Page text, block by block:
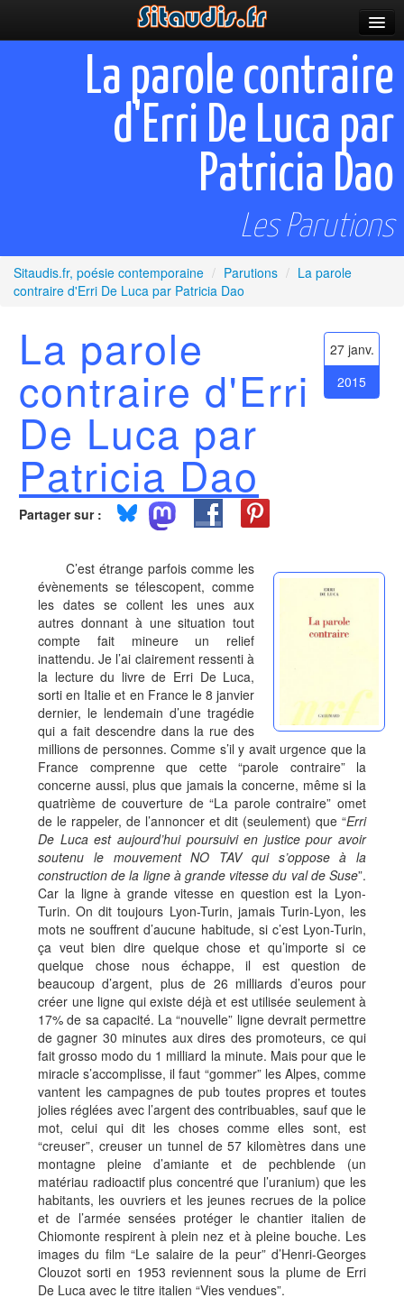
Poèmes et fictions
Prescriptions
La parole contraire
d'Erri De Luca par
Patricia Dao
Les Parutions
Sitaudis.fr, poésie contemporaine / Parutions / La parole
contraire d'Erri De Luca par Patricia Dao
27 janv.
2015
La parole
contraire d'Erri
De Luca par
Patricia Dao
Partager sur :
C’est étrange parfois comme les
évènements se télescopent, comme
les dates se collent les unes aux
autres donnant à une situation tout
compte fait mineure un relief
inattendu. Je l’ai clairement ressenti à
la lecture du livre de Erri De Luca,
sorti en Italie et en France le 8 janvier
dernier, le lendemain d’une tragédie
qui a fait descendre dans la rue des
millions de personnes. Comme s’il y avait urgence que la
France comprenne que cette “parole contraire” la
concerne aussi, plus que jamais la concerne, même si la
quatrième de couverture de “La parole contraire” omet
de le rappeler, de l’annoncer et dit (seulement) que “Erri
De Luca est aujourd’hui poursuivi en justice pour avoir
soutenu le mouvement NO TAV qui s’oppose à la
construction de la ligne à grande vitesse du val de Suse”.
Car la ligne à grande vitesse en question est la Lyon-
Turin. On dit toujours Lyon-Turin, jamais Turin-Lyon, les
mots ne souffrent d’aucune habitude, si c’est Lyon-Turin,
ça veut bien dire quelque chose et qu’importe si ce
quelque chose nous échappe, il est question de
beaucoup d’argent, plus de 26 milliards d’euros pour
créer une ligne qui existe déjà et est utilisée seulement à
17% de sa capacité. La “nouvelle” ligne devrait permettre
de gagner 30 minutes aux dires des promoteurs, ce qui
fait grosso modo du 1 milliard la minute. Mais pour que le
miracle s’accomplisse, il faut “gommer” les Alpes, comme
vantent les campagnes de pub toutes propres et toutes
jolies réglées avec l’argent des contribuables, sauf que le
mot, celui qui dit les choses comme elles sont, est
“creuser”, creuser un tunnel de 57 kilomètres dans une
montagne pleine d’amiante et de pechblende (un
matériau radioactif plus concentré que l’uranium) que les
habitants, les ouvriers et les jeunes recrues de la police
et de l’armée sensées protéger le chantier italien de
Chiomonte respirent à plein nez et à pleine bouche. Les
images du film “Le salaire de la peur” d’Henri-Georges
Clouzot sorti en 1953 reviennent sous la plume de Erri
De Luca avec le titre italien “Vies vendues”.